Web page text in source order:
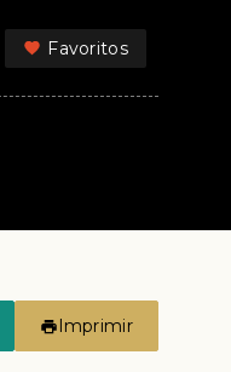
Favoritos
Imprimir